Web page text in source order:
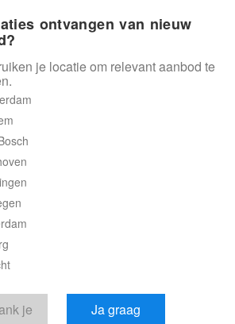
Huurflits
bericht
sturen kom je in contact met de
van de woning.
ontvangen van nieuw
je locatie om relevant aanbod te
je Ja graag